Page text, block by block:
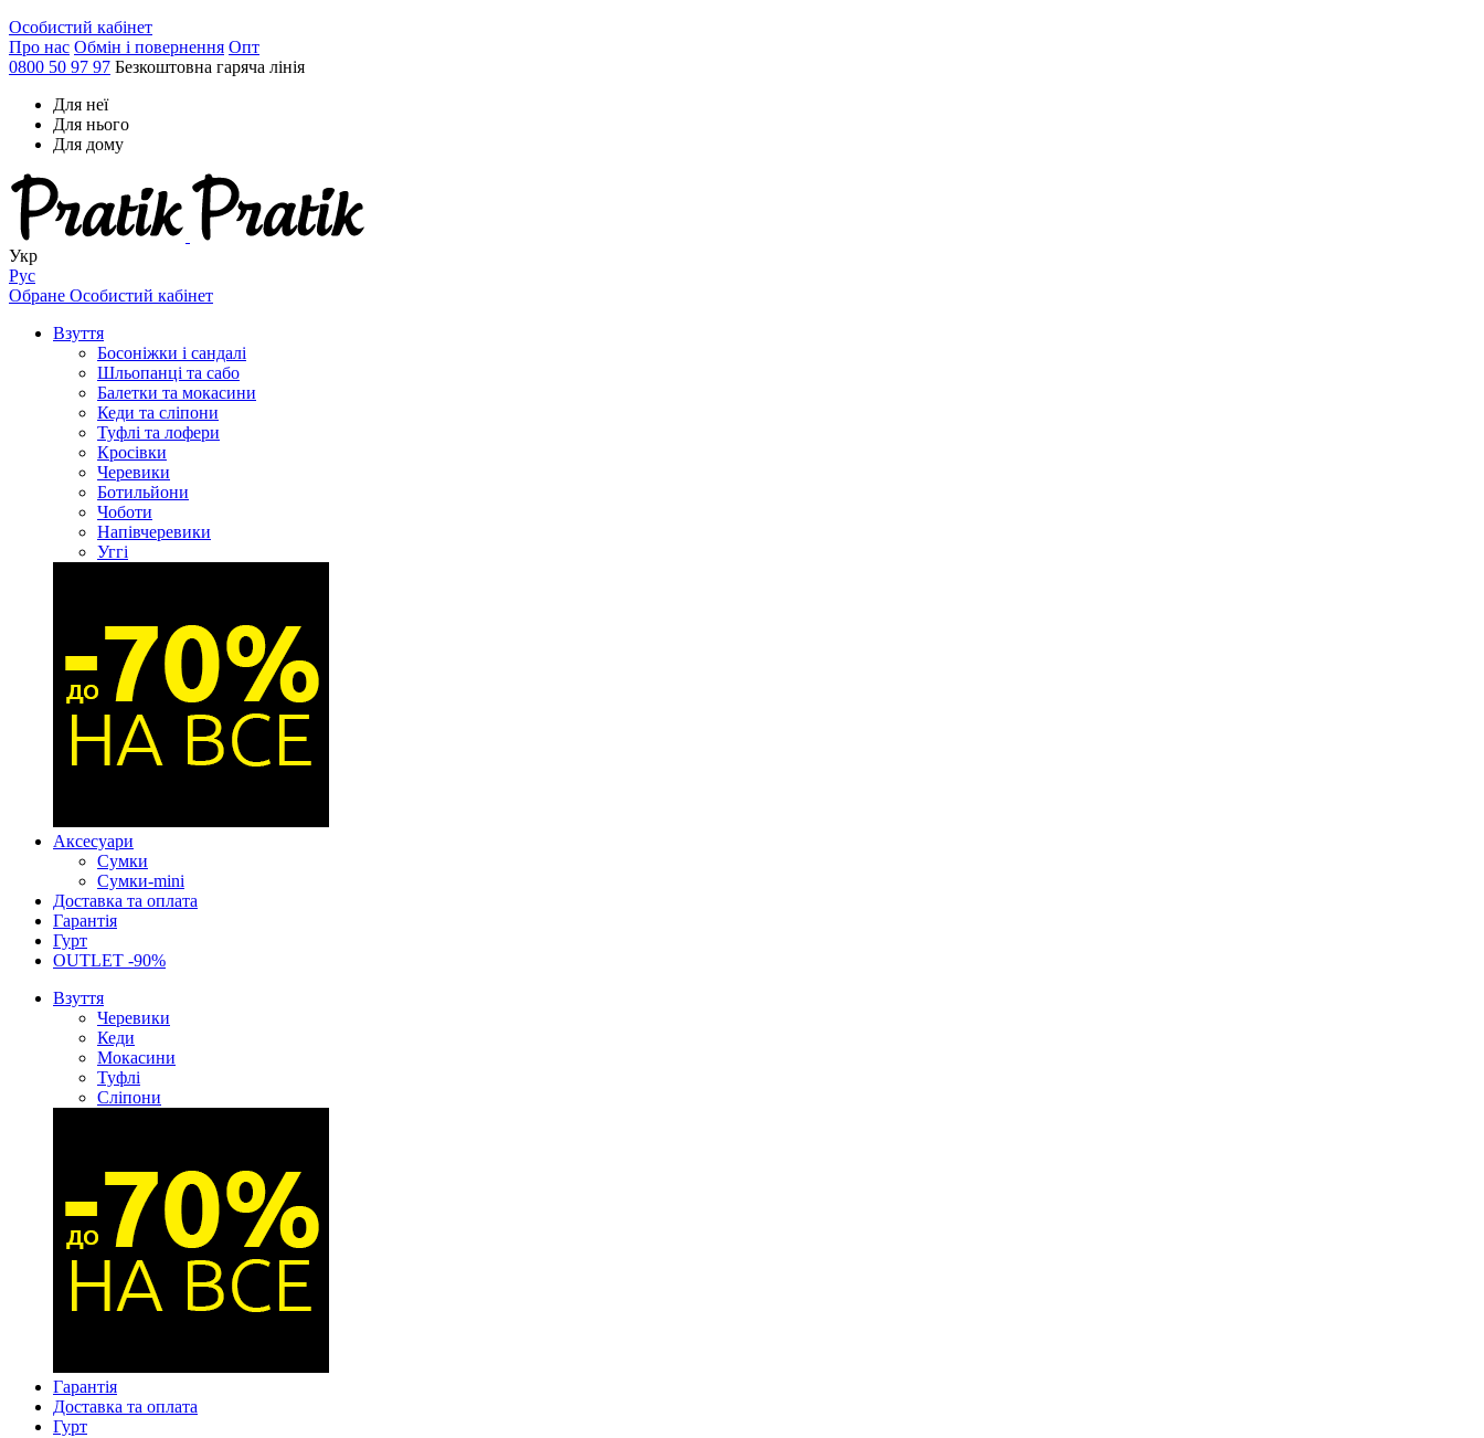
Особистий кабінет
Про нас Обмін і повернення Опт
0800 50 97 97 Безкоштовна гаряча лінія
Для неї
Для нього
Для дому
Укр
Рус
Обране Особистий кабінет
Взуття
Босоніжки і сандалі
Шльопанці та сабо
Балетки та мокасини
Кеди та сліпони
Туфлі та лофери
Кросівки
Черевики
Ботильйони
Чоботи
Напівчеревики
Уггі
Аксесуари
Сумки
Сумки-mini
Доставка та оплата
Гарантія
Гурт
OUTLET -90%
Взуття
Черевики
Кеди
Мокасини
Туфлі
Сліпони
Гарантія
Доставка та оплата
Гурт